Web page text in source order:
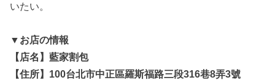
いたい。
▼お店の情報
【店名】藍家割包
【住所】100台北市中正區羅斯福路三段316巷8弄3號